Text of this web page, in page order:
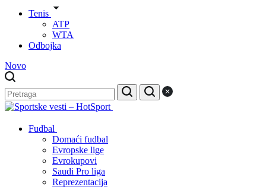
Tenis
ATP
WTA
Odbojka
Novo
Fudbal
Domaći fudbal
Evropske lige
Evrokupovi
Saudi Pro liga
Reprezentacija